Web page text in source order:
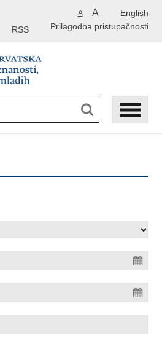
English
A A
Prilagodba pristupačnosti
RSS